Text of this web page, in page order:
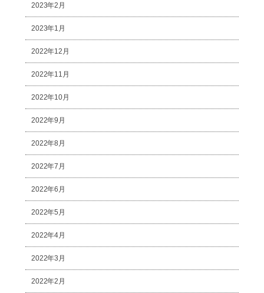
2023年2月
2023年1月
2022年12月
2022年11月
2022年10月
2022年9月
2022年8月
2022年7月
2022年6月
2022年5月
2022年4月
2022年3月
2022年2月